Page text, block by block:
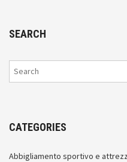
SEARCH
CATEGORIES
Abbigliamento sportivo e